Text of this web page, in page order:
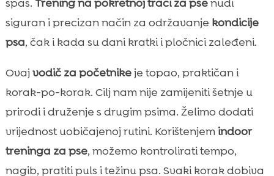
Sigurnost i najčešće pogreške koje trebamo
izbjeći
Kako odabrati kvalitetnu traku za psa
 Plan treninga za početnike
Napredne tehnike i periodizacija
Prehrana i oporavak prije i poslije treninga
CricksyDog preporuke za uravnoteženu
prehranu aktivnih pasa
siguran i precizan način za održavanje kondicije
psa, čak i kada su dani kratki i pločnici zaleđeni.
Ovajvodič za početnikeje topao, praktičan i
korak-po-korak. Cilj nam nije zamijeniti šetnje u
prirodi i druženje s drugim psima. Želimo dodati
vrijednost uobičajenoj rutini. Korištenjem indoor
treninga za pse, možemo kontrolirati tempo,
nagib, pratiti puls i težinu psa. Svaki korak dobiva